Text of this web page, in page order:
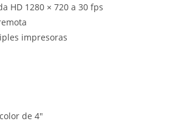
HD 1280 × 720 a 30 fps
impresoras
de 4″